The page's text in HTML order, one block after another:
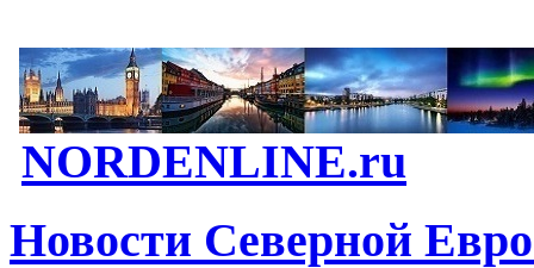
NORDENLINE.ru
Новости Северной